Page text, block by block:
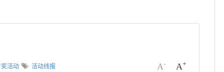
A- A+
活动 活动线报